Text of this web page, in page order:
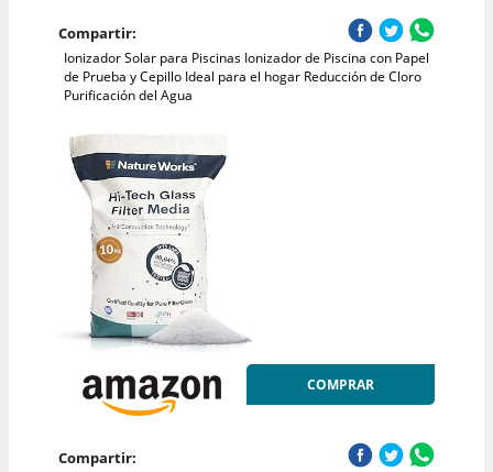
Compartir:
Ionizador Solar para Piscinas Ionizador de Piscina con Papel
de Prueba y Cepillo Ideal para el hogar Reducción de Cloro
Purificación del Agua
COMPRAR
Compartir: